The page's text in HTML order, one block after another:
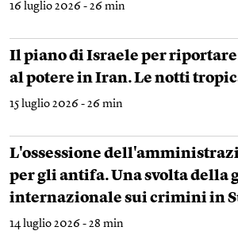
16 luglio 2026 - 26 min
Il piano di Israele per
al potere in Iran. Le notti
15 luglio 2026 - 26 min
L'ossessione
per gli antifa. Una svolta della
internazionale sui crimini in
14 luglio 2026 - 28 min